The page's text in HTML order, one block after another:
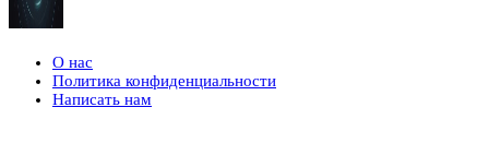
О нас
Политика конфиденциальности
Написать нам